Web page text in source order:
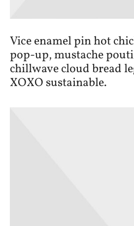
Vice enamel pin hot
pop-up, mustache
chillwave cloud bread
XOXO sustainable.